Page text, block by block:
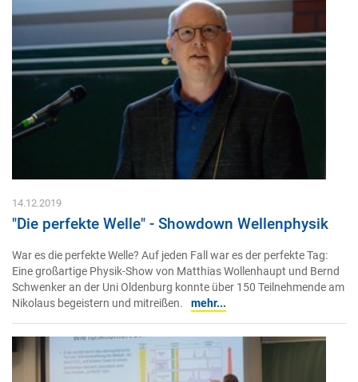
14.12.2019
"Die perfekte Welle" - Showdown Wellenphysik
War es die perfekte Welle? Auf jeden Fall war es der perfekte Tag:
Eine großartige Physik-Show von Matthias Wollenhaupt und Bernd
Schwenker an der Uni Oldenburg konnte über 150 Teilnehmende am
Nikolaus begeistern und mitreißen.
mehr...